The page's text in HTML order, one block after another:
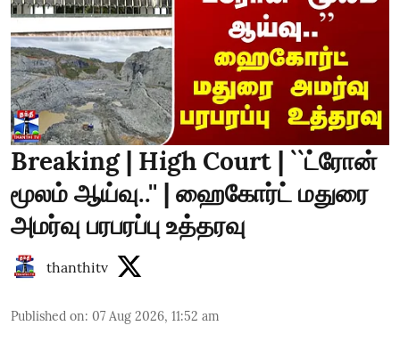
Breaking | High Court | ``ட்ரோன்
மூலம் ஆய்வு..'' | ஹைகோர்ட் மதுரை
அமர்வு பரபரப்பு உத்தரவு
thanthitv
Published on: 07 Aug 2026, 11:52 am